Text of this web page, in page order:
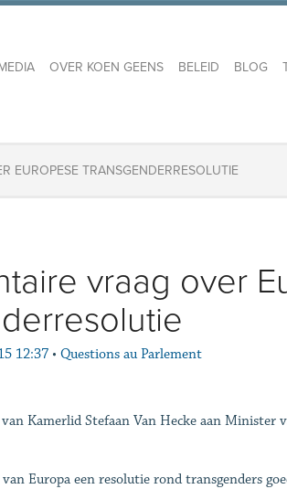
OVER KOEN GEENS BELEID BLOG
EUROPESE TRANSGENDERRESOLUTIE
vraag over
12:37 • Questions au Parlement
Kamerlid Stefaan Van Hecke aan Minister
Europa een resolutie rond transgenders